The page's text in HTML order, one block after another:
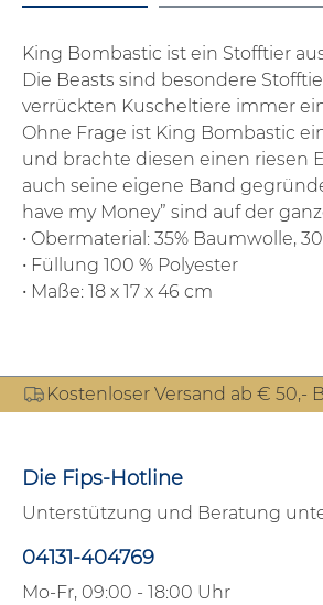
King Bombastic ist ein Stofftier
Die Beasts sind besondere
verrückten Kuscheltiere immer
Ohne Frage ist King Bombastic
und brachte diesen einen riesen
auch seine eigene Band
have my Money” sind auf der
• Obermaterial: 35% Baumwolle,
• Füllung 100 % Polyester
• Maße: 18 x 17 x 46 cm
Kostenloser Versand ab € 50,-
Die Fips-Hotline
Unterstützung und Beratung
04131-404769
Mo-Fr, 09:00 - 18:00 Uhr